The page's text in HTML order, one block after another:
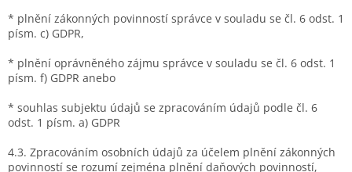
* plnění zákonných povinností správce v souladu se čl. 6 odst. 1
písm. c) GDPR,
* plnění oprávněného zájmu správce v souladu se čl. 6 odst. 1
písm. f) GDPR anebo
* souhlas subjektu údajů se zpracováním údajů podle čl. 6
odst. 1 písm. a) GDPR
4.3. Zpracováním osobních údajů za účelem plnění zákonných
povinností se rozumí zejména plnění daňových povinností,